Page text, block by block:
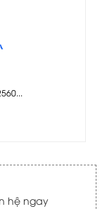
hệ ngay